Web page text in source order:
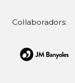
Col·laboradors: